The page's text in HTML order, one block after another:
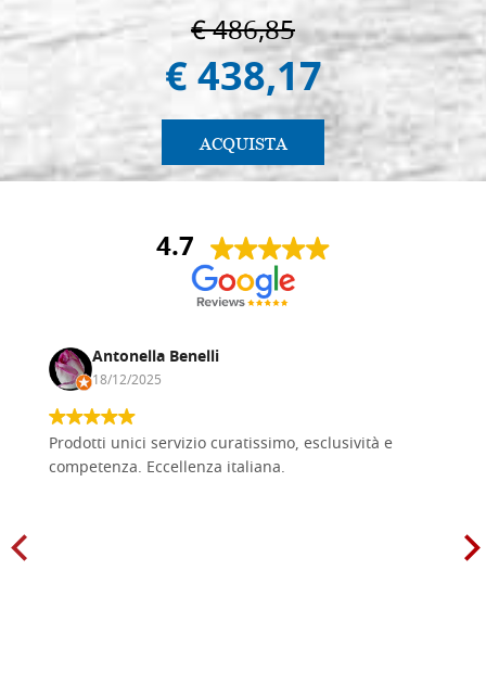
€ 486,85
€ 438,17
ACQUISTA
4.7
Antonella Benelli
18/12/2025
Prodotti unici servizio curatissimo, esclusività e
competenza. Eccellenza italiana.